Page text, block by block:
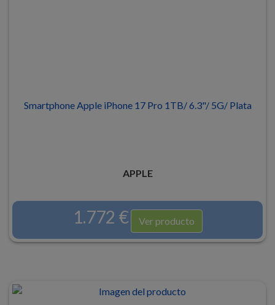
Smartphone Apple iPhone 17 Pro 1TB/ 6.3"/ 5G/ Plata
APPLE
1.772 € Ver producto